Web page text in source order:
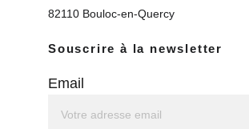
Souscrire à la newsletter
82110 Bouloc-en-Quercy
Email